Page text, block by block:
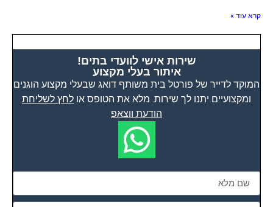
קרא עוד »
שירות אישי לוועדי בתים!
איתור בעלי מקצוע
המוקד לדייר של פורטל בית משותף דואג שבעלי מקצוע הוגנים
ומקצועיים יתנו לך שירות. מלא את הטופס או לחץ לשליחת
הודעת ווצאפ